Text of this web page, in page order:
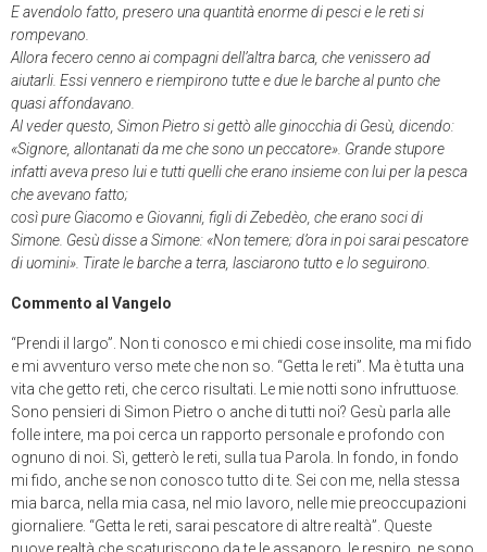
E avendolo fatto, presero una quantità enorme di pesci e le reti si
rompevano.
Allora fecero cenno ai compagni dell’altra barca, che venissero ad
aiutarli. Essi vennero e riempirono tutte e due le barche al punto che
quasi affondavano.
Al veder questo, Simon Pietro si gettò alle ginocchia di Gesù, dicendo:
«Signore, allontanati da me che sono un peccatore». Grande stupore
infatti aveva preso lui e tutti quelli che erano insieme con lui per la pesca
che avevano fatto;
così pure Giacomo e Giovanni, figli di Zebedèo, che erano soci di
Simone. Gesù disse a Simone: «Non temere; d’ora in poi sarai pescatore
di uomini». Tirate le barche a terra, lasciarono tutto e lo seguirono.
Commento al Vangelo
“Prendi il largo”. Non ti conosco e mi chiedi cose insolite, ma mi fido
e mi avventuro verso mete che non so. “Getta le reti”. Ma è tutta una
vita che getto reti, che cerco risultati. Le mie notti sono infruttuose.
Sono pensieri di Simon Pietro o anche di tutti noi? Gesù parla alle
folle intere, ma poi cerca un rapporto personale e profondo con
ognuno di noi. Sì, getterò le reti, sulla tua Parola. In fondo, in fondo
mi fido, anche se non conosco tutto di te. Sei con me, nella stessa
mia barca, nella mia casa, nel mio lavoro, nelle mie preoccupazioni
giornaliere. “Getta le reti, sarai pescatore di altre realtà”. Queste